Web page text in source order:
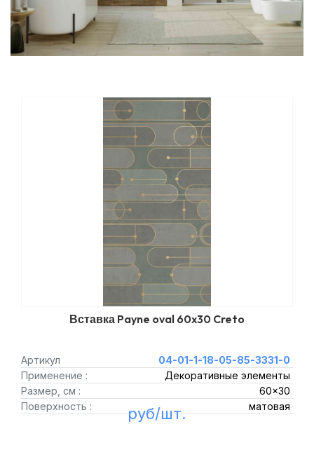
Вставка Payne oval 60x30 Creto
Артикул
04-01-1-18-05-85-3331-0
Применение :
Декоративные элементы
Размер, см :
60x30
Поверхность :
матовая
руб/шт.